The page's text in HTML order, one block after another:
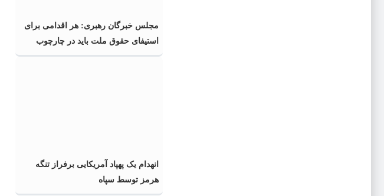
مجلس خبرگان رهبری: هر اقدامی برای
استیفای حقوق ملت باید در چارچوب
تدابیر رهبر انقلاب باشد
انهدام یک پهپاد آمریکایی برفراز تنگه
هرمز توسط سپاه